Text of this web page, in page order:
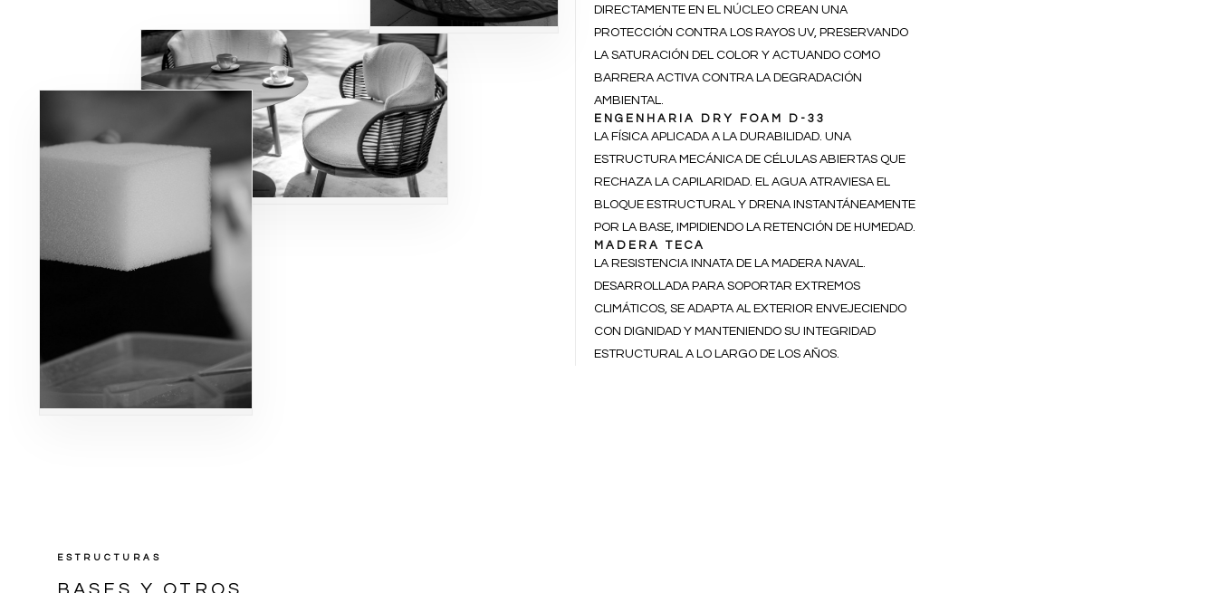
DIRECTAMENTE EN EL NÚCLEO CREAN UNA
PROTECCIÓN CONTRA LOS RAYOS UV, PRESERVANDO
LA SATURACIÓN DEL COLOR Y ACTUANDO COMO
BARRERA ACTIVA CONTRA LA DEGRADACIÓN
AMBIENTAL.
ENGENHARIA DRY FOAM D-33
LA FÍSICA APLICADA A LA DURABILIDAD. UNA
ESTRUCTURA MECÁNICA DE CÉLULAS ABIERTAS QUE
RECHAZA LA CAPILARIDAD. EL AGUA ATRAVIESA EL
BLOQUE ESTRUCTURAL Y DRENA INSTANTÁNEAMENTE
POR LA BASE, IMPIDIENDO LA RETENCIÓN DE HUMEDAD.
MADERA TECA
LA RESISTENCIA INNATA DE LA MADERA NAVAL.
DESARROLLADA PARA SOPORTAR EXTREMOS
CLIMÁTICOS, SE ADAPTA AL EXTERIOR ENVEJECIENDO
CON DIGNIDAD Y MANTENIENDO SU INTEGRIDAD
ESTRUCTURAL A LO LARGO DE LOS AÑOS.
ESTRUCTURAS
BASES Y OTROS